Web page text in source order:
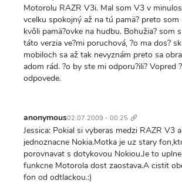
Motorolu RAZR V3i. Mal som V3 v
vcelku spokojný až na tú pamä? preto
kvôli pamä?ovke na hudbu. Bohužia? som
táto verzia ve?mi poruchová, ?o ma dos?
mobiloch sa až tak nevyznám preto sa
adom rád. ?o by ste mi odporu?ili? Vopred
odpovede.
anonymous02.07.2009 - 00:25 odkaz
Jessica: Pokial si vyberas medzi RAZR V3
jednoznacne Nokia.Motka je uz stary
porovnavat s dotykovou Nokiou.Je to
funkcne Motorola dost zaostava.A cistit
fon od odtlackou.:)